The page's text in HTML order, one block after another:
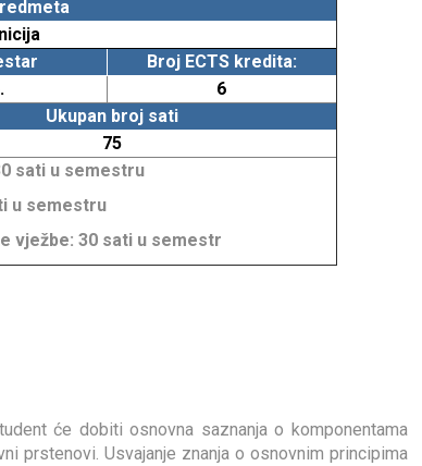
Broj ECTS kredita:
6
Ukupan broj sati
75
sati u semestru
u semestru
vježbe: 30 sati u semestr
će dobiti osnovna saznanja o komponentama
prstenovi. Usvajanje znanja o osnovnim principima